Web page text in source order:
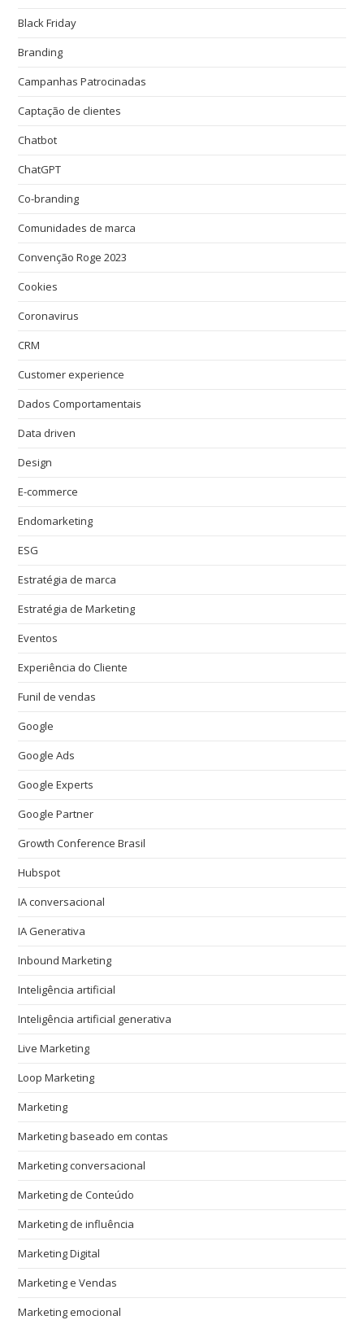
Black Friday
Branding
Campanhas Patrocinadas
Captação de clientes
Chatbot
ChatGPT
Co-branding
Comunidades de marca
Convenção Roge 2023
Cookies
Coronavirus
CRM
Customer experience
Dados Comportamentais
Data driven
Design
E-commerce
Endomarketing
ESG
Estratégia de marca
Estratégia de Marketing
Eventos
Experiência do Cliente
Funil de vendas
Google
Google Ads
Google Experts
Google Partner
Growth Conference Brasil
Hubspot
IA conversacional
IA Generativa
Inbound Marketing
Inteligência artificial
Inteligência artificial generativa
Live Marketing
Loop Marketing
Marketing
Marketing baseado em contas
Marketing conversacional
Marketing de Conteúdo
Marketing de influência
Marketing Digital
Marketing e Vendas
Marketing emocional